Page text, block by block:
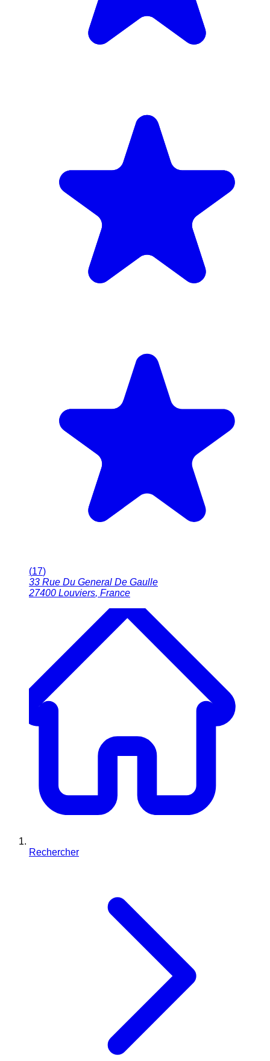
(17)
33 Rue Du General De Gaulle
27400 Louviers, France
Rechercher